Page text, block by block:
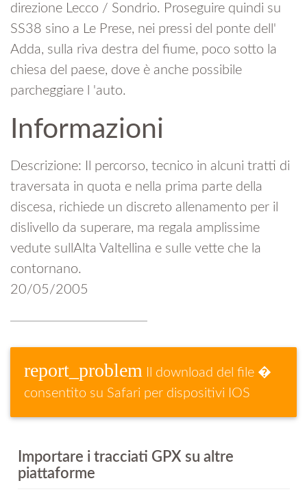
direzione Lecco / Sondrio. Proseguire quindi su
SS38 sino a Le Prese, nei pressi del ponte dell'
Adda, sulla riva destra del fiume, poco sotto la
chiesa del paese, dove è anche possibile
parcheggiare l 'auto.
Informazioni
Descrizione: Il percorso, tecnico in alcuni tratti di
traversata in quota e nella prima parte della
discesa, richiede un discreto allenamento per il
dislivello da superare, ma regala amplissime
vedute sullAlta Valtellina e sulle vette che la
contornano.
20/05/2005
report_problem Il download del file �
consentito su Safari per dispositivi IOS
Importare i tracciati GPX su altre
piattaforme